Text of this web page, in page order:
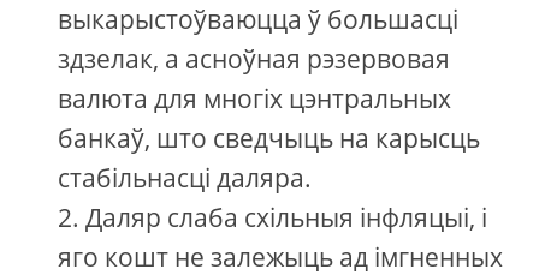
выкарыстоўваюцца ў большасці
здзелак, а асноўная рэзервовая
валюта для многіх цэнтральных
банкаў, што сведчыць на карысць
стабільнасці даляра.
Даляр слаба схільныя інфляцыі, і
яго кошт не залежыць ад імгненных